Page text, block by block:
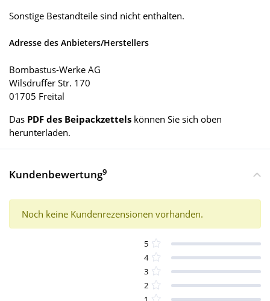
Sonstige Bestandteile sind nicht enthalten.
Adresse des Anbieters/Herstellers
Bombastus-Werke AG
Wilsdruffer Str. 170
01705 Freital
Das PDF des Beipackzettels können Sie sich oben
herunterladen.
Kundenbewertung9
Noch keine Kundenrezensionen vorhanden.
5
4
3
2